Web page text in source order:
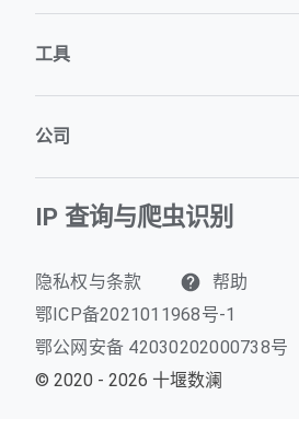
工具
公司
IP 查询与爬虫识别
隐私权与条款
帮助
鄂ICP备2021011968号-1
鄂公网安备 42030202000738号
© 2020 - 2026 十堰数澜